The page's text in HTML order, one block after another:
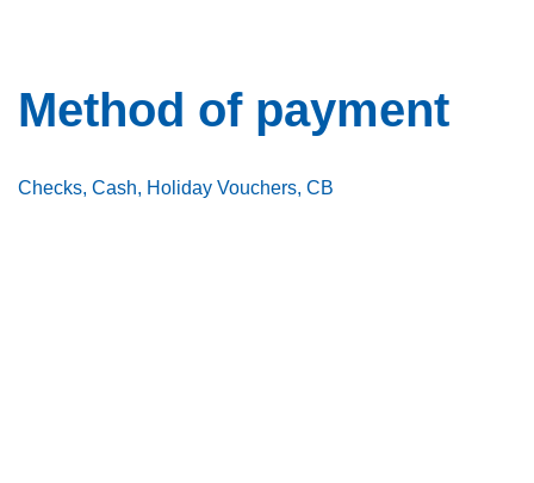
Method of payment
Checks, Cash, Holiday Vouchers, CB